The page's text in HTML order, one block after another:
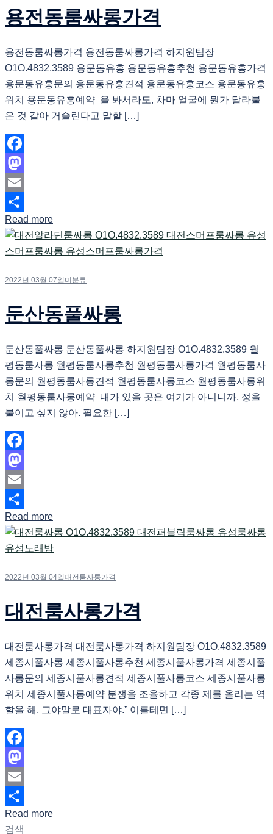
용전동룸싸롱가격
용전동룸싸롱가격 용전동룸싸롱가격 하지원팀장
O1O.4832.3589 용문동유흥 용문동유흥추천 용문동유흥가격
용문동유흥문의 용문동유흥견적 용문동유흥코스 용문동유흥
위치 용문동유흥예약 을 봐서라도, 차마 얼굴에 뭔가 달라붙
은 것 같아 거슬린다고 말할 […]
Facebook
Mastodon
Email
Share
Read more
2022년 03월 07일 미분류
둔산동풀싸롱
둔산동풀싸롱 둔산동풀싸롱 하지원팀장 O1O.4832.3589 월
평동룸사롱 월평동룸사롱추천 월평동룸사롱가격 월평동룸사
롱문의 월평동룸사롱견적 월평동룸사롱코스 월평동룸사롱위
치 월평동룸사롱예약 내가 있을 곳은 여기가 아니니까, 정을
붙이고 싶지 않아. 필요한 […]
Facebook
Mastodon
Email
Share
Read more
2022년 03월 04일 대전룸사롱가격
대전룸사롱가격
대전룸사롱가격 대전룸사롱가격 하지원팀장 O1O.4832.3589
세종시풀사롱 세종시풀사롱추천 세종시풀사롱가격 세종시풀
사롱문의 세종시풀사롱견적 세종시풀사롱코스 세종시풀사롱
위치 세종시풀사롱예약 분쟁을 조율하고 각종 제를 올리는 역
할을 해. 그야말로 대표자야.” 이를테면 […]
Facebook
Mastodon
Email
Share
Read more
검색